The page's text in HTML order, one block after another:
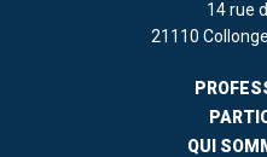
14 rue
21110
QUI